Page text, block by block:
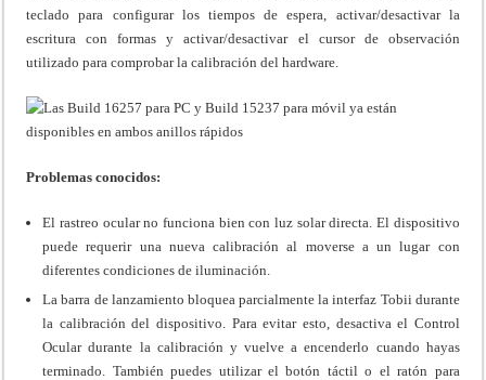
teclado para configurar los tiempos de espera, activar/desactivar la
escritura con formas y activar/desactivar el cursor de observación
utilizado para comprobar la calibración del hardware.
Problemas conocidos:
El rastreo ocular no funciona bien con luz solar directa. El dispositivo
puede requerir una nueva calibración al moverse a un lugar con
diferentes condiciones de iluminación.
La barra de lanzamiento bloquea parcialmente la interfaz Tobii durante
la calibración del dispositivo. Para evitar esto, desactiva el Control
Ocular durante la calibración y vuelve a encenderlo cuando hayas
terminado. También puedes utilizar el botón táctil o el ratón para